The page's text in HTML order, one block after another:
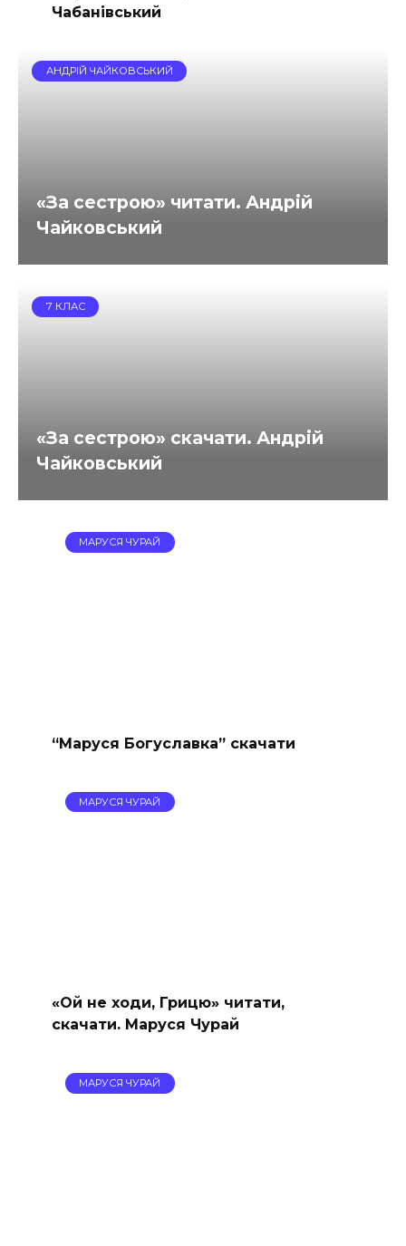
Чабанівський
АНДРІЙ ЧАЙКОВСЬКИЙ
«За сестрою» читати. Андрій
Чайковський
7 КЛАС
«За сестрою» скачати. Андрій
Чайковський
МАРУСЯ ЧУРАЙ
“Маруся Богуславка” скачати
МАРУСЯ ЧУРАЙ
«Ой не ходи, Грицю» читати,
скачати. Маруся Чурай
МАРУСЯ ЧУРАЙ